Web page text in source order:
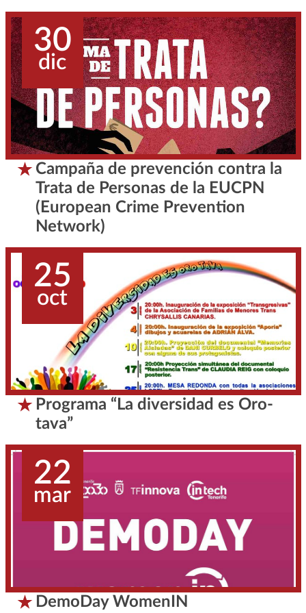
30
dic
Campaña de prevención contra la
Trata de Personas de la EUCPN
(European Crime Prevention
Network)
25
oct
Programa “La diversidad es Oro-
tava”
22
mar
DemoDay WomenIN